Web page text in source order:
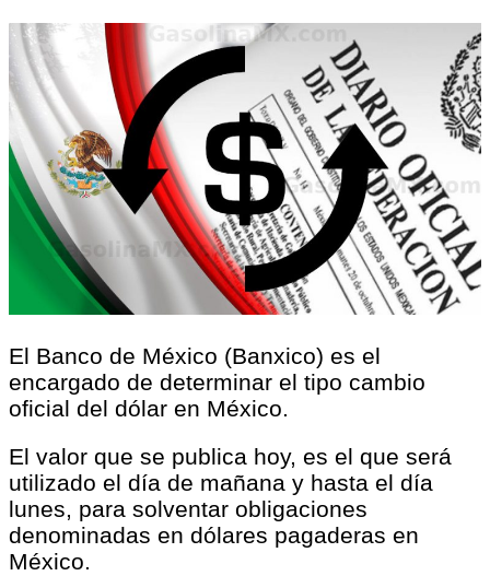
El Banco de México (Banxico) es el
encargado de determinar el tipo cambio
oficial del dólar en México.
El valor que se publica hoy, es el que será
utilizado el día de mañana y hasta el día
lunes, para solventar obligaciones
denominadas en dólares pagaderas en
México.